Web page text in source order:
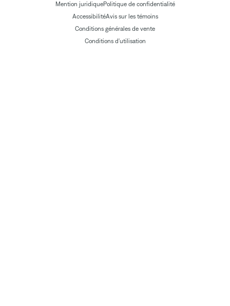
Mention juridiquePolitique de confidentialité
AccessibilitéAvis sur les témoins
Conditions générales de vente
Conditions d'utilisation